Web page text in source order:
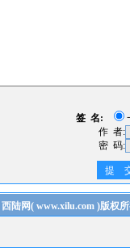
签 名:
作 者:
密 码:
提
西陆网( www.xilu.com)版权